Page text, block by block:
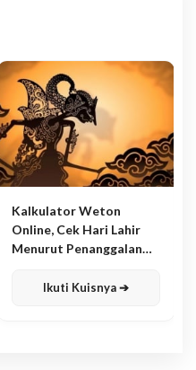
Kalkulator Weton
Online, Cek Hari Lahir
Menurut Penanggalan
Ikuti Kuisnya ➔